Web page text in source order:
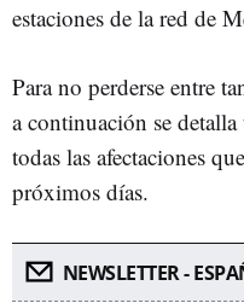
estaciones de la red de
Para no perderse entre
a continuación se
todas las afectaciones
próximos días.
NEWSLETTER -